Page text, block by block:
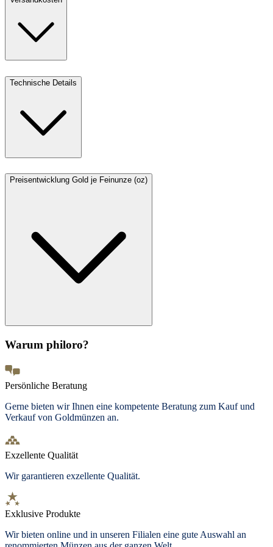
Technische Details
Preisentwicklung Gold je Feinunze (oz)
Warum philoro?
Persönliche Beratung
Gerne bieten wir Ihnen eine kompetente Beratung zum Kauf und
Verkauf von Goldmünzen an.
Exzellente Qualität
Wir garantieren exzellente Qualität.
Exklusive Produkte
Wir bieten online und in unseren Filialen eine gute Auswahl an